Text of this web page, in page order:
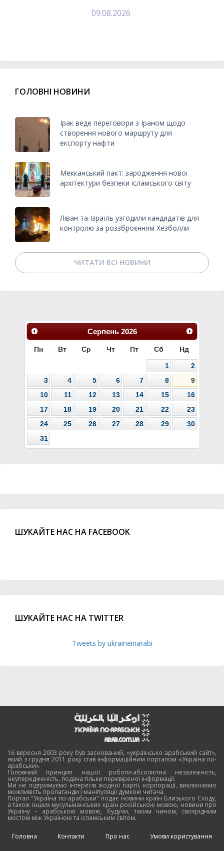
09.08.2026
ГОЛОВНІ НОВИНИ
Ірак веде переговори з Іраном щодо
створення нового маршруту для
експорту нафти
Мекканський пакт: зародження нової
архітектури безпеки ісламського світу
Ліван та Ізраїль узгодили кандидатів для
контролю за роззброєнням Хезболли
ЧИТАТИ ВСІ НОВИНИ
Серпень 2026
Пн Вт Ср Чт Пт Сб Нд
1
2
3
4 5 6 7 8
9
10
11 12 13 14 15
16
17
18 19 20 21 22
23
24
25 26 27 28 29
30
31
ШУКАЙТЕ НАС НА FACEBOOK
ШУКАЙТЕ НАС НА TWITTER
Tweets by ukraineinarabi
16 вересня 2003 року був заснований, «українсько-арабський сайт»,
який з грудня 2011 року став інформаційним порталом «Україна по-
арабськи».
Головний принцип нашої роботи-абсолютна незалежність,
неупередженість, подача тільки перевіреної інформації.
Ми не підтримуємо інтересів жодної партії, корпорації, виключаємо
можливість пропаганди і маніпуляції думкою читача.
Портал "Україна по-арабськи" подає новини країн Близького Сходу,
а також інших мусульманських країн російською мовою, новини про
Україну – арабською мовою, будучи, таким чином, своєрідним
мостом між Україною та ісламським світом.
Головна Контакти Про нас Умови користування